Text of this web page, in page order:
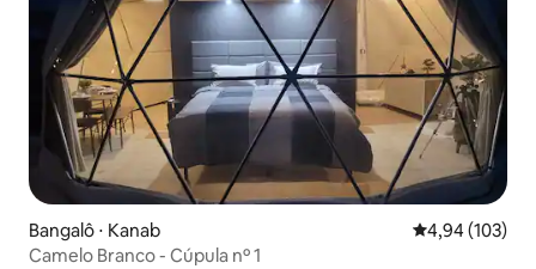
Bangalô ⋅ Kanab 4,94 de uma
4,94 (103)
Camelo Branco - Cúpula nº 1